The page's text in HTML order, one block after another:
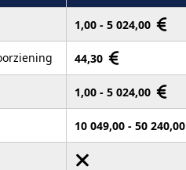
1,00 - 5 024,00
44,30
1,00 - 5 024,00
10 049,00 - 50 240,00